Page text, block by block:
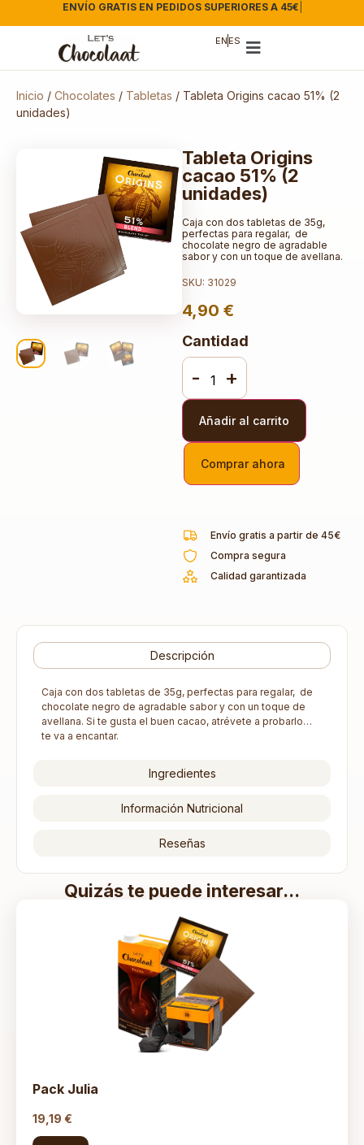
ENVÍO GRATIS EN PEDIDOS SUPERIORES A 45€
EN ES
Inicio / Chocolates / Tabletas / Tableta Origins cacao 51% (2
unidades)
Tableta Origins
cacao 51% (2
unidades)
Caja con dos tabletas de 35g,
perfectas para regalar, de
chocolate negro de agradable
sabor y con un toque de avellana.
SKU: 31029
4,90 €
Cantidad
- +
Añadir al carrito
Comprar ahora
Envío gratis a partir de 45€
Compra segura
Calidad garantizada
Descripción
Ingredientes
Información Nutricional
Reseñas
Caja con dos tabletas de 35g, perfectas para regalar, de
chocolate negro de agradable sabor y con un toque de
avellana. Si te gusta el buen cacao, atrévete a probarlo…
te va a encantar.
Quizás te puede interesar...
Pack Julia
19,19 €